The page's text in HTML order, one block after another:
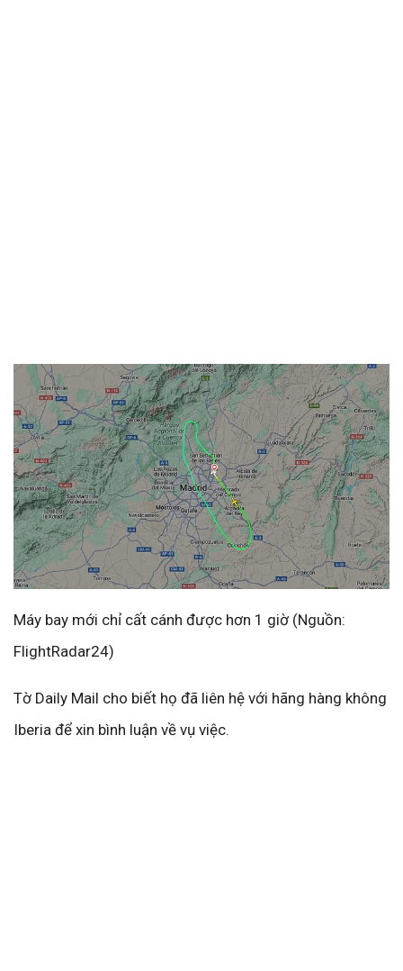
Máy bay mới chỉ cất cánh được hơn 1 giờ (Nguồn:
FlightRadar24)
Tờ Daily Mail cho biết họ đã liên hệ với hãng hàng không
Iberia để xin bình luận về vụ việc.